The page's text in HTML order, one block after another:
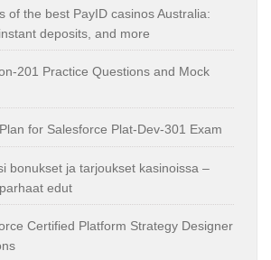
of the best PayID casinos Australia:
deposits, and more
201 Practice Questions and Mock
for Salesforce Plat-Dev-301 Exam
bonukset ja tarjoukset kasinoissa –
edut
Certified Platform Strategy Designer